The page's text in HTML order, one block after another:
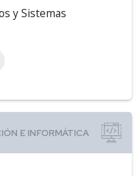
y Sistemas